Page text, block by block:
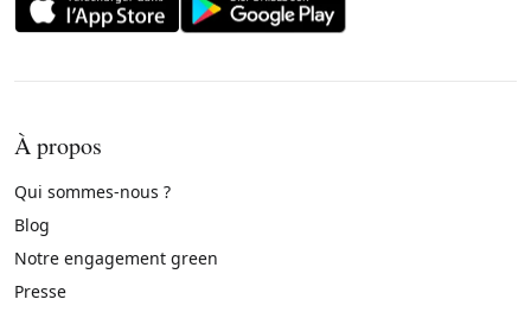
À propos
Qui sommes-nous ?
Blog
Notre engagement green
Presse